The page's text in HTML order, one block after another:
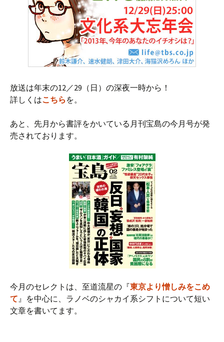
放送は年末の12／29（日）の深夜一時から！
詳しくはこちら を。
あと、先月から書評をかいている月刊宝島の今月号が発
売されております。
今月のセレクトは、至道流星の『東京より憎しみをこめ
て』を中心に、ラノベのシャカイ系シフトについて短い
文章を書いてます。